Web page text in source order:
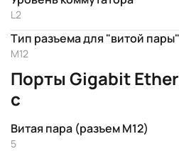
L2
Тип разъема для "витой пары"
M12
Порты Gigabit
с
Витая пара (разъем M12)
5